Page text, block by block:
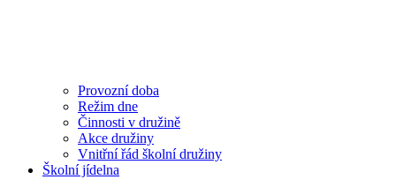
Provozní doba
Režim dne
Činnosti v družině
Akce družiny
Vnitřní řád školní družiny
Školní jídelna